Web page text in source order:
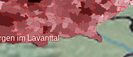
im Lavanttal